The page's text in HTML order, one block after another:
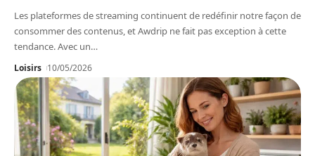
Les plateformes de streaming continuent de redéfinir notre façon de
consommer des contenus, et Awdrip ne fait pas exception à cette
tendance. Avec un…
Loisirs 10/05/2026